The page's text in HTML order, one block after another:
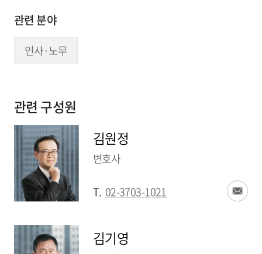
관련 분야
인사·노무
관련 구성원
김원정
변호사
T. 02-3703-1021
김기영